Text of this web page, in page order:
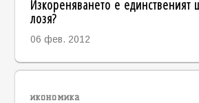
Изкореняването е единственият
лозя?
06 фев. 2012
икономика